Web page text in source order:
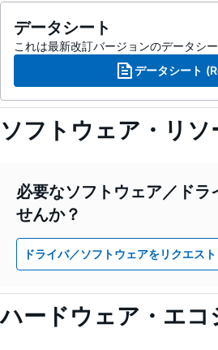
データシート
これは最新改訂バージョンのデータシー
データシート
ソフトウェア・リソ
必要なソフトウェア／ドラ
せんか？
ドライバ／ソフトウェアをリクエスト
ハードウェア・エコ